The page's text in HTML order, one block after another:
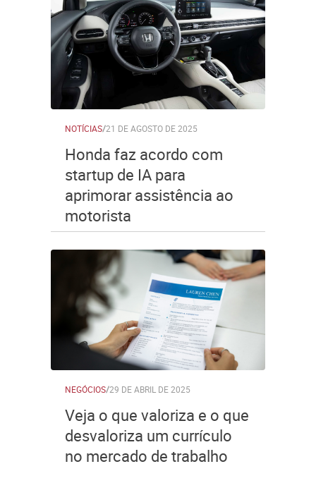
NOTÍCIAS/21 DE AGOSTO DE 2025
Honda faz acordo com
startup de IA para
aprimorar assistência ao
motorista
NEGÓCIOS/29 DE ABRIL DE 2025
Veja o que valoriza e o que
desvaloriza um currículo
no mercado de trabalho